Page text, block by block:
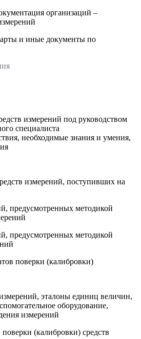
организаций –
и иные документы по
измерений под руководством
специалиста
необходимые знания и умения,
измерений, поступивших на
предусмотренных методикой
предусмотренных методикой
поверки (калибровки)
эталоны единиц величин,
оборудование,
измерений
(калибровки) средств